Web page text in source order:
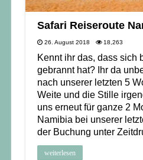
Safari Reiseroute
26. August 2018 18,263
Kennt ihr das, dass sich
gebrannt hat? Ihr da
nach unserer letzten 5
Weite und die Stille
uns erneut für ganze 2
Namibia bei unserer
der Buchung unter
weiterlesen